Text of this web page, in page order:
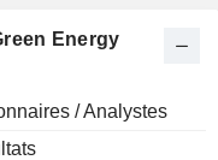
Energy
/ Analystes